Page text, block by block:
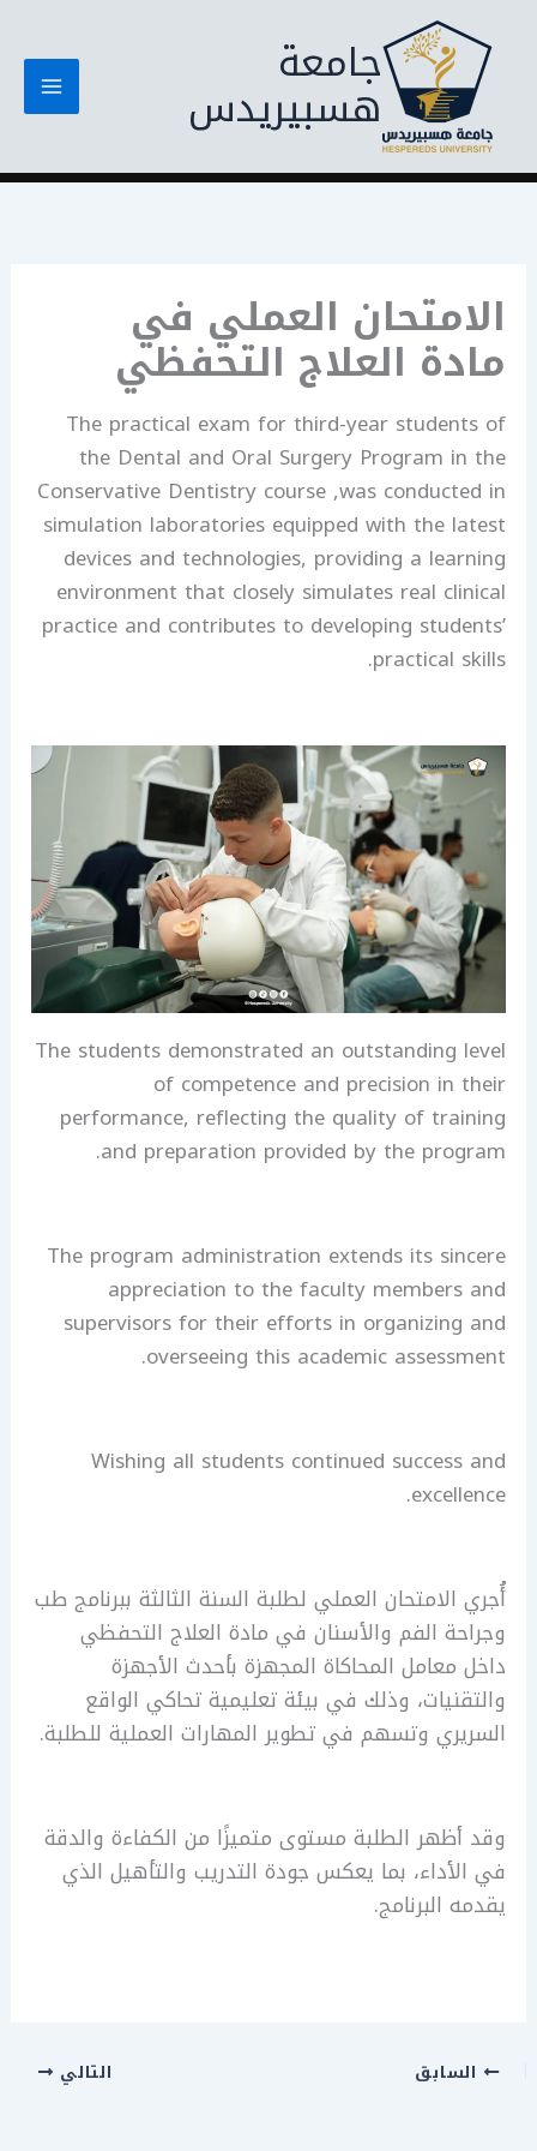
المحتوى
جامعة
هسبيريدس
الامتحان العملي في
مادة العلاج التحفظي
The practical exam for third-year students of
the Dental and Oral Surgery Program in the
Conservative Dentistry course ,was conducted in
simulation laboratories equipped with the latest
devices and technologies, providing a learning
environment that closely simulates real clinical
practice and contributes to developing students’
practical skills.
The students demonstrated an outstanding level
of competence and precision in their
performance, reflecting the quality of training
and preparation provided by the program.
The program administration extends its sincere
appreciation to the faculty members and
supervisors for their efforts in organizing and
overseeing this academic assessment.
Wishing all students continued success and
excellence.
أُجري الامتحان العملي لطلبة السنة الثالثة ببرنامج طب
وجراحة الفم والأسنان في مادة العلاج التحفظي
داخل معامل المحاكاة المجهزة بأحدث الأجهزة
والتقنيات، وذلك في بيئة تعليمية تحاكي الواقع
السريري وتسهم في تطوير المهارات العملية للطلبة.
وقد أظهر الطلبة مستوى متميزًا من الكفاءة والدقة
في الأداء، بما يعكس جودة التدريب والتأهيل الذي
يقدمه البرنامج.
السابق التالي